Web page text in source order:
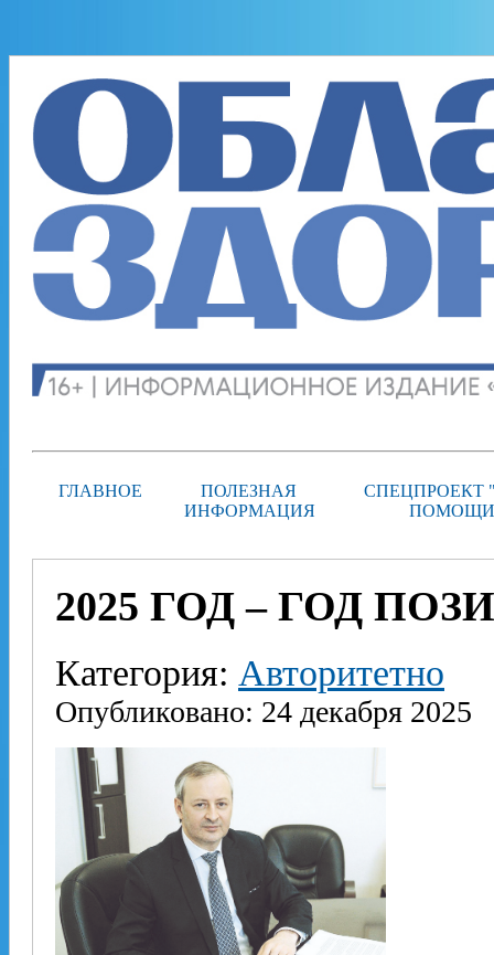
ГЛАВНОЕ
ПОЛЕЗНАЯ
ИНФОРМАЦИЯ
СПЕЦПРОЕКТ
2025 ГОД – ГОД
Категория: Авторитетно
Опубликовано: 24 декабря 2025